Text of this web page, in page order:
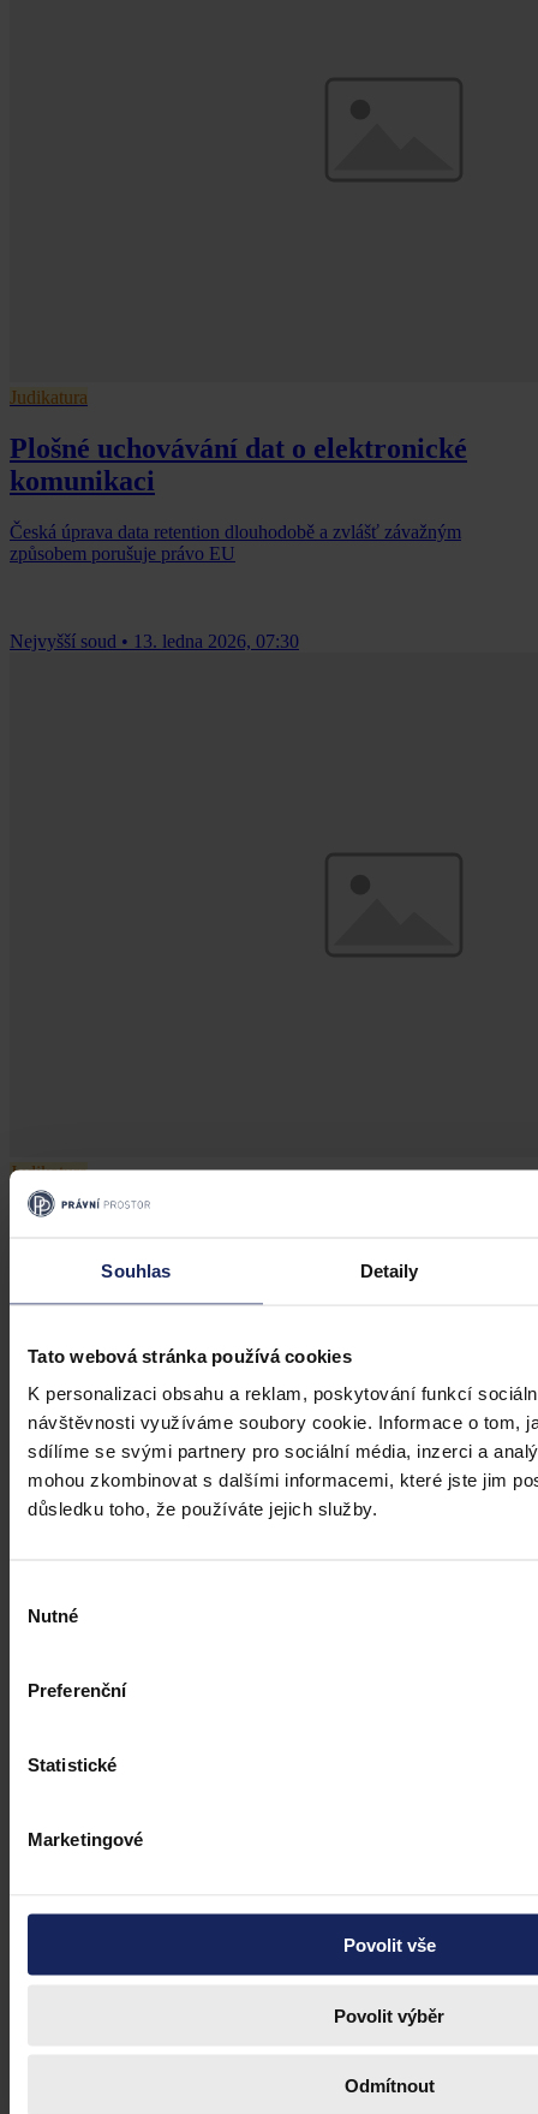
Souhlas Detaily
Tato webová stránka používá cookies
K personalizaci obsahu a reklam, poskytování funkcí
návštěvnosti využíváme soubory cookie. Informace o tom,
sdílíme se svými partnery pro sociální média, inzerci a
mohou zkombinovat s dalšími informacemi, které jste jim
důsledku toho, že používáte jejich služby.
souhlasu
Nutné
Preferenční
Statistické
Marketingové
Povolit vše
Povolit výběr
Odmítnout
Judikatura
Plošné uchovávání dat o elektronické
komunikaci
Česká úprava data retention dlouhodobě a zvlášť závažným
způsobem porušuje právo EU
Nejvyšší soud • 13. ledna 2026, 07:30
Judikatura
Falešný inzerát na sexuální služby
Provozovatel on-line tržiště musí před zveřejněním inzerátů
Soudní dvůr Evropské unie 2. prosince 2025, 13:25
Judikatura
Uznávání homosexuálních manželství
Členský stát je povinen uznat manželství dvou občanů Unie